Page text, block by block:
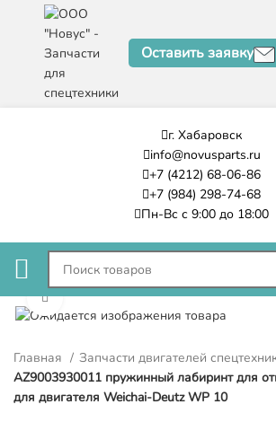
Оставить заявку
г. Хабаровск
info@novusparts.ru
+7 (4212) 68-06-86
+7 (984) 298-74-68
Пн-Вс с 9:00 до 18:00
Нажмите, чтобы увеличить
Главная
Запчасти двигателей
AZ9003930011 пружинный лабиринт для
для двигателя Weichai-Deutz WP 10